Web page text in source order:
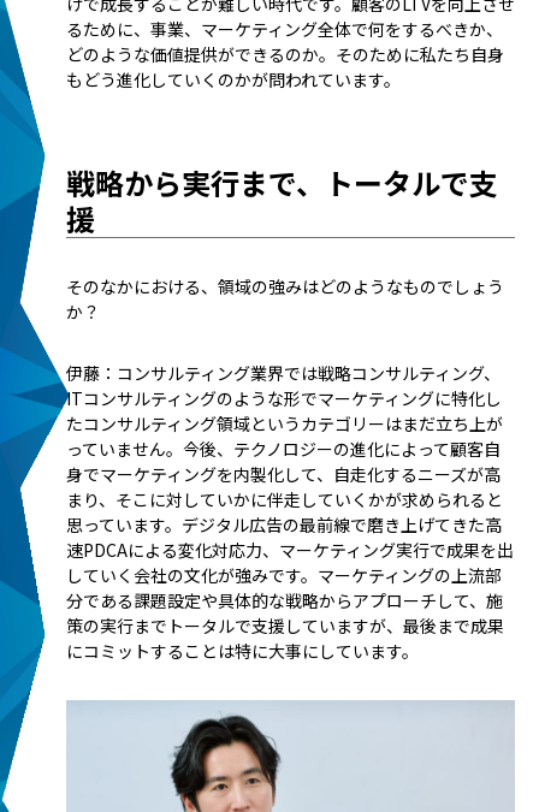
るために、事業、マーケティング全体で何をするべきか、
どのような価値提供ができるのか。そのために私たち自身
もどう進化していくのかが問われています。
戦略から実行まで、トータルで支
援
――そのなかにおける、領域の強みはどのようなものでしょう
か？
伊藤：コンサルティング業界では戦略コンサルティング、
ITコンサルティングのような形でマーケティングに特化し
たコンサルティング領域というカテゴリーはまだ立ち上が
っていません。今後、テクノロジーの進化によって顧客自
身でマーケティングを内製化して、自走化するニーズが高
まり、そこに対していかに伴走していくかが求められると
思っています。デジタル広告の最前線で磨き上げてきた高
速PDCAによる変化対応力、マーケティング実行で成果を出
していく会社の文化が強みです。マーケティングの上流部
分である課題設定や具体的な戦略からアプローチして、施
策の実行までトータルで支援していますが、最後まで成果
にコミットすることは特に大事にしています。